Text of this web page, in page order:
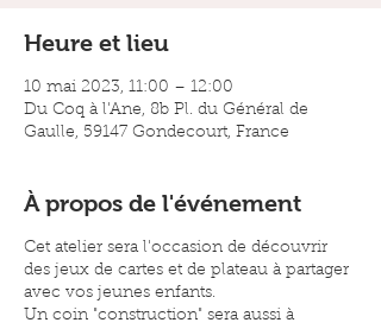
Heure et lieu
10 mai 2023, 11:00 – 12:00
Du Coq à l'Ane, 8b Pl. du Général de
Gaulle, 59147 Gondecourt, France
À propos de l'événement
Cet atelier sera l'occasion de découvrir
des jeux de cartes et de plateau à partager
avec vos jeunes enfants.
Un coin "construction" sera aussi à